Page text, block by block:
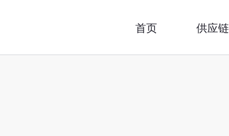
首页 供应链